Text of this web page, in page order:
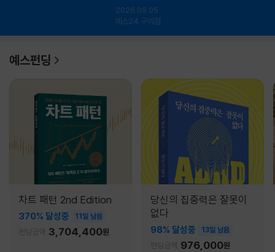
2026.09.05.
예스24 구의점
예스펀딩
차트 패턴 2nd Edition
370% 달성중 11일 남음
펀딩금액 3,704,400원
당신의 집중력은 잘못이
없다
98% 달성중 13일 남음
펀딩금액 976,000원